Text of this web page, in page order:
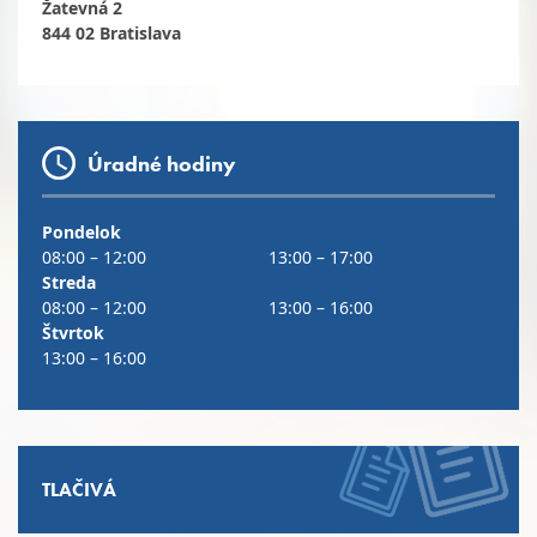
Žatevná 2
844 02 Bratislava
Úradné hodiny
Pondelok
08:00 – 12:00
13:00 – 17:00
Streda
08:00 – 12:00
13:00 – 16:00
Štvrtok
13:00 – 16:00
TLAČIVÁ